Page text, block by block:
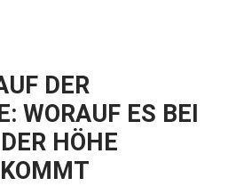
DER
WORAUF ES BEI
HÖHE